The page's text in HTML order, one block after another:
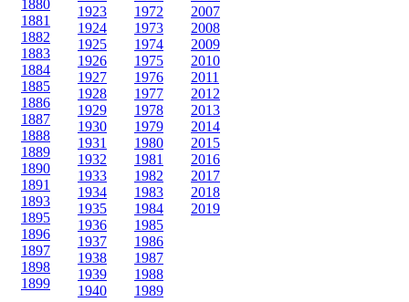
1880
1881
1882
1883
1884
1885
1886
1887
1888
1889
1890
1891
1893
1895
1896
1897
1898
1899
1923
1924
1925
1926
1927
1928
1929
1930
1931
1932
1933
1934
1935
1936
1937
1938
1939
1940
1972
1973
1974
1975
1976
1977
1978
1979
1980
1981
1982
1983
1984
1985
1986
1987
1988
1989
2007
2008
2009
2010
2011
2012
2013
2014
2015
2016
2017
2018
2019